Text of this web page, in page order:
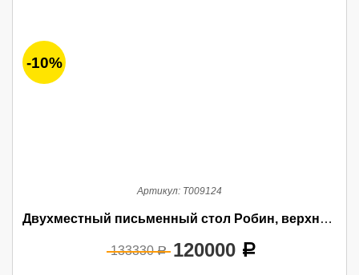
-10%
Артикул: Т009124
Двухместный письменный стол Робин, верхние фасады МДФ эмаль
133330a 120000 a